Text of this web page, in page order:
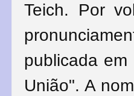
Teich. Por
publicada
União". A